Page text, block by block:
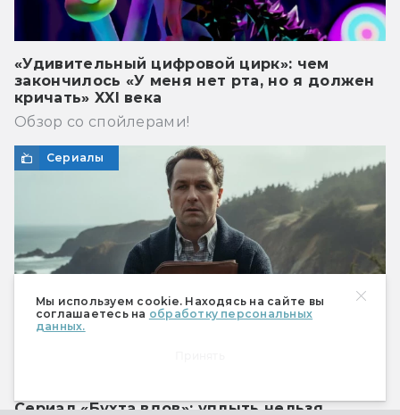
Мы используем cookie. Находясь на сайте вы
соглашаетесь на обработку персональных
данных.
«Удивительный цифровой цирк»: чем
закончилось «У меня нет рта, но я должен
кричать» XXI века
Обзор со спойлерами!
Сериалы
Сериал «Бухта вдов»: уплыть нельзя